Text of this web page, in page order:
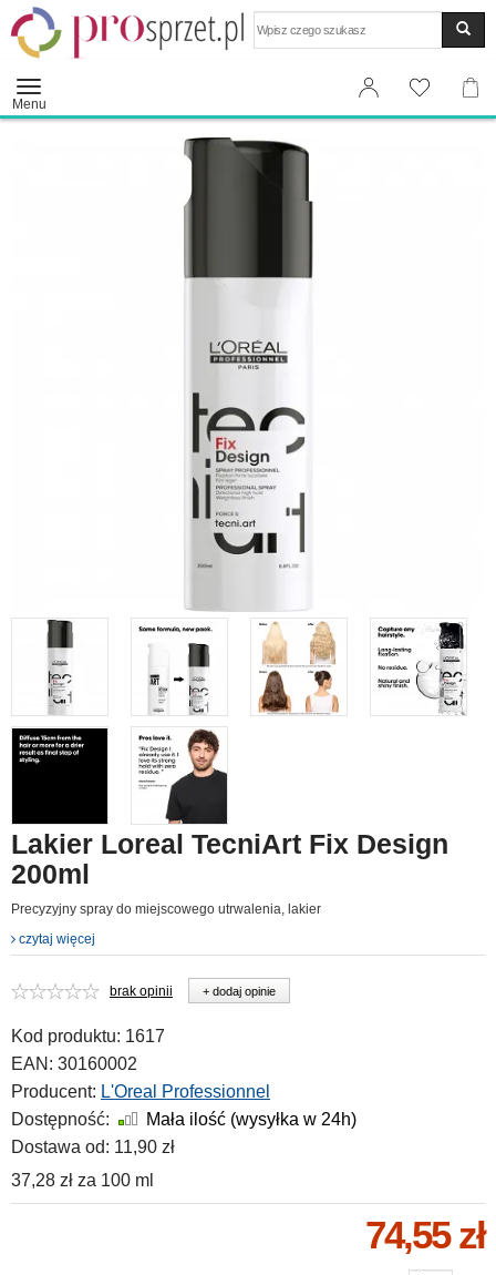
Menu
Lakier Loreal TecniArt Fix Design
200ml
Precyzyjny spray do miejscowego utrwalenia, lakier
czytaj więcej
brak opinii + dodaj opinie
Kod produktu: 1617
EAN: 30160002
Producent: L'Oreal Professionnel
Dostępność:
Mała ilość (wysyłka w 24h)
Dostawa od: 11,90 zł
37,28 zł za 100 ml
74,55 zł